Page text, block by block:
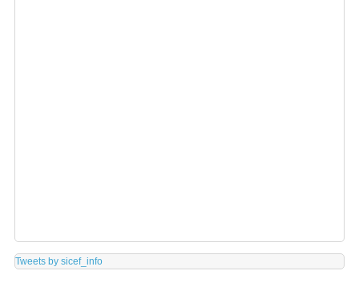
Tweets by sicef_info